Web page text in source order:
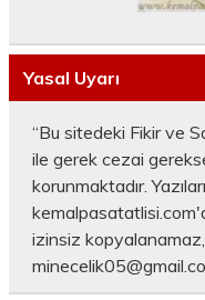
Yasal Uyarı
“Bu sitedeki Fikir ve
ile gerek cezai
korunmaktadır.
izinsiz kopyalanamaz,